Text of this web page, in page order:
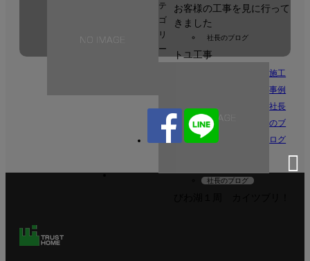
お客様の工事を見に行って
きました
社長のブログ
トユ工事
社長のブログ
テ
ゴ
リ
ー
施工
事例
社長
のブ
ログ